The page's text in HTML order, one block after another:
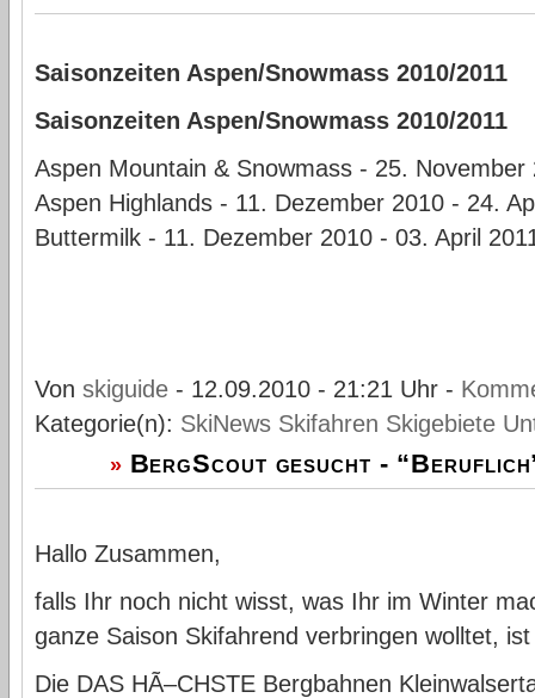
Saisonzeiten Aspen/Snowmass 2010/2011
Saisonzeiten Aspen/Snowmass 2010/2011
Aspen Mountain & Snowmass - 25. November
Aspen Highlands - 11. Dezember 2010 - 24.
Buttermilk - 11. Dezember 2010 - 03. April
Von skiguide- 12.09.2010 - 21:21 Uhr -
Kategorie(n): SkiNews Skifahren Skigebiete
» BergScout gesucht -
Hallo Zusammen,
falls Ihr noch nicht wisst, was Ihr im Winter
ganze Saison Skifahrend verbringen wolltet,
Die DAS HÃ–CHSTE Bergbahnen